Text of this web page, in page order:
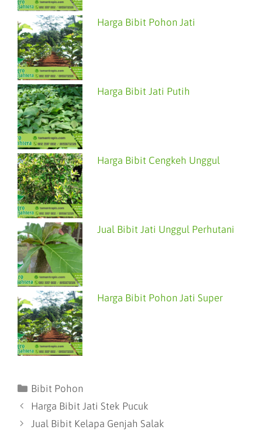
Harga Bibit Pohon Jati
Harga Bibit Jati Putih
Harga Bibit Cengkeh Unggul
Jual Bibit Jati Unggul Perhutani
Harga Bibit Pohon Jati Super
Bibit Pohon
Harga Bibit Jati Stek Pucuk
Jual Bibit Kelapa Genjah Salak